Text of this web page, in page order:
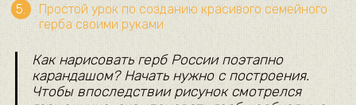
Простой урок по созданию красивого семейного
герба своими руками
Как нарисовать герб России поэтапно
карандашом? Начать нужно с построения.
Чтобы впоследствии рисунок смотрелся